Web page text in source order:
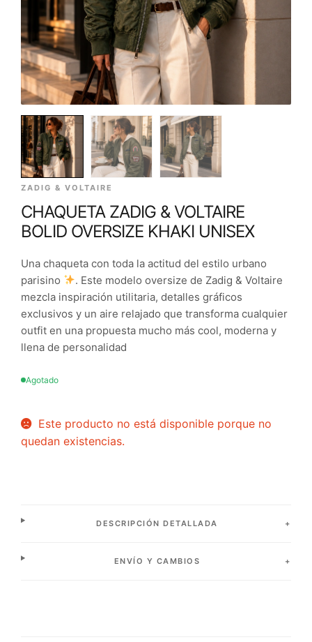
ZADIG & VOLTAIRE
CHAQUETA ZADIG & VOLTAIRE
BOLID OVERSIZE KHAKI UNISEX
Una chaqueta con toda la actitud del estilo urbano
parisino
. Este modelo oversize de Zadig & Voltaire
mezcla inspiración utilitaria, detalles gráficos
exclusivos y un aire relajado que transforma cualquier
outfit en una propuesta mucho más cool, moderna y
llena de personalidad
Agotado
Este producto no está disponible porque no
quedan existencias.
DESCRIPCIÓN DETALLADA
ENVÍO Y CAMBIOS